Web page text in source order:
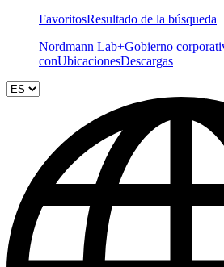
FavoritosResultado de la búsqueda
Nordmann Lab+Gobierno
conUbicacionesDescargas